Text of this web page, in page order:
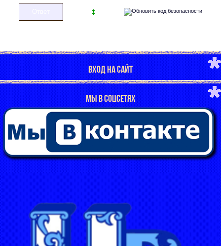
ВХОД НА САЙТ
МЫ В СОЦСЕТЯХ